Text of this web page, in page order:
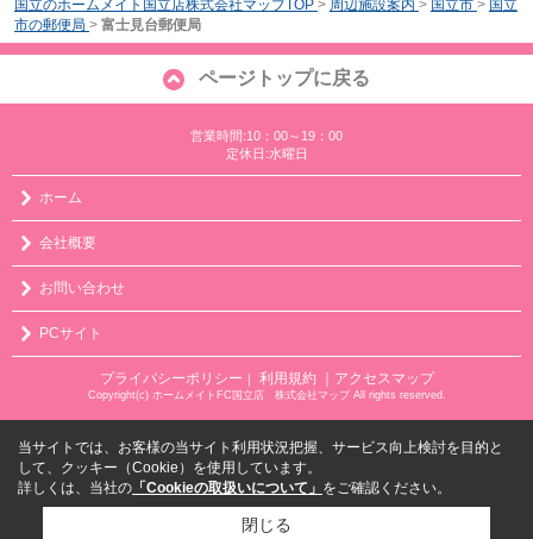
国立のホームメイト国立店株式会社マップTOP > 周辺施設案内 > 国立市 > 国立
市の郵便局 > 富士見台郵便局
ページトップに戻る
営業時間:10：00～19：00
定休日:水曜日
ホーム
会社概要
お問い合わせ
PCサイト
プライバシーポリシー ｜ 利用規約 ｜アクセスマップ
Copyright(c) ホームメイトFC国立店 株式会社マップ All rights reserved.
当サイトでは、お客様の当サイト利用状況把握、サービス向上検討を目的と
して、クッキー（Cookie）を使用しています。
詳しくは、当社の 「Cookieの取扱いについて」 をご確認ください。
閉じる